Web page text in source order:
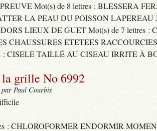
Mot(s) de 8 lettres : BLESSERA
LA PEAU DU POISSON LAPEREAU
LIEUX DE GUET Mot(s) de 7 lettres :
CHAUSSURES ETETEES
: CISELE TAILLÉ AU CISEAU IRRITE À
grille No 6992
Paul Courbis
: CHLOROFORMER ENDORMIR